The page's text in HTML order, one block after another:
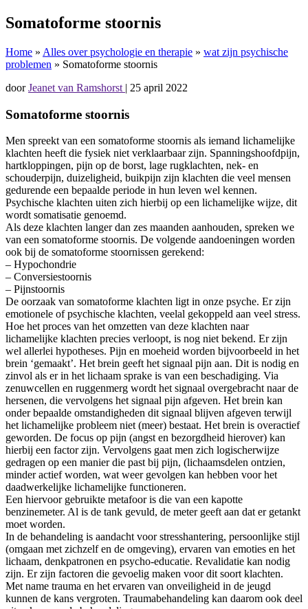
Somatoforme stoornis
Home » Alles over psychologie en therapie » wat zijn psychische
problemen » Somatoforme stoornis
doorJeanet van Ramshorst | 25 april 2022
Somatoforme stoornis
Men spreekt van een somatoforme stoornis als iemand lichamelijke
klachten heeft die fysiek niet verklaarbaar zijn. Spanningshoofdpijn,
hartkloppingen, pijn op de borst, lage rugklachten, nek- en
schouderpijn, duizeligheid, buikpijn zijn klachten die veel mensen
gedurende een bepaalde periode in hun leven wel kennen.
Psychische klachten uiten zich hierbij op een lichamelijke wijze, dit
wordt somatisatie genoemd.
Als deze klachten langer dan zes maanden aanhouden, spreken we
van een somatoforme stoornis. De volgende aandoeningen worden
ook bij de somatoforme stoornissen gerekend:
– Hypochondrie
– Conversiestoornis
– Pijnstoornis
De oorzaak van somatoforme klachten ligt in onze psyche. Er zijn
emotionele of psychische klachten, veelal gekoppeld aan veel stress.
Hoe het proces van het omzetten van deze klachten naar
lichamelijke klachten precies verloopt, is nog niet bekend. Er zijn
wel allerlei hypotheses. Pijn en moeheid worden bijvoorbeeld in het
brein ‘gemaakt’. Het brein geeft het signaal pijn aan. Dit is nodig en
zinvol als er in het lichaam sprake is van een beschadiging. Via
zenuwcellen en ruggenmerg wordt het signaal overgebracht naar de
hersenen, die vervolgens het signaal pijn afgeven. Het brein kan
onder bepaalde omstandigheden dit signaal blijven afgeven terwijl
het lichamelijke probleem niet (meer) bestaat. Het brein is overactief
geworden. De focus op pijn (angst en bezorgdheid hierover) kan
hierbij een factor zijn. Vervolgens gaat men zich logischerwijze
gedragen op een manier die past bij pijn, (lichaamsdelen ontzien,
minder actief worden, wat weer gevolgen kan hebben voor het
daadwerkelijke lichamelijke functioneren.
Een hiervoor gebruikte metafoor is die van een kapotte
benzinemeter. Al is de tank gevuld, de meter geeft aan dat er getankt
moet worden.
In de behandeling is aandacht voor stresshantering, persoonlijke stijl
(omgaan met zichzelf en de omgeving), ervaren van emoties en het
lichaam, denkpatronen en psycho-educatie. Revalidatie kan nodig
zijn. Er zijn factoren die gevoelig maken voor dit soort klachten.
Met name trauma en het ervaren van onveiligheid in de jeugd
kunnen de kans vergroten. Traumabehandeling kan daarom ook deel